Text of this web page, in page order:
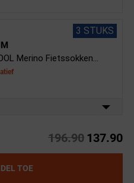
3 STUKS
Merino Fietssokken...
196.90 137.90
TOE